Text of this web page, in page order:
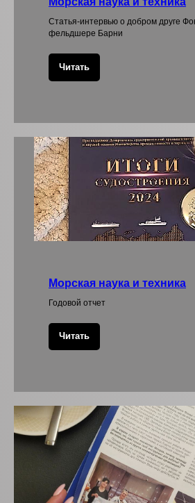
Статья-интервью о добром друге
фельдшере Барни
Читать
Морская наука и техника
Годовой отчет
Читать